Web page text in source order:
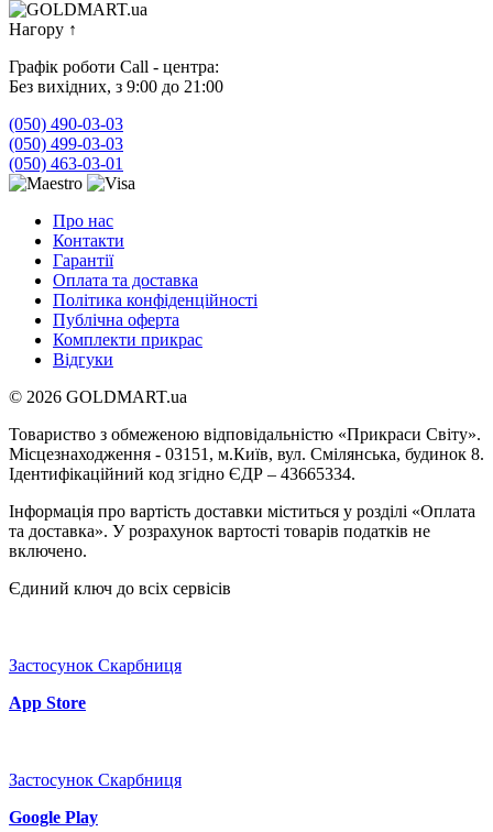
Нагору ↑
Графік роботи Call - центра:
Без вихідних, з 9:00 до 21:00
(050) 490-03-03
(050) 499-03-03
(050) 463-03-01
Про нас
Контакти
Гарантії
Оплата та доставка
Політика конфіденційності
Публічна оферта
Комплекти прикрас
Відгуки
© 2026 GOLDMART.ua
Товариство з обмеженою відповідальністю «Прикраси Світу».
Місцезнаходження - 03151, м.Київ, вул. Смілянська, будинок 8.
Ідентифікаційний код згідно ЄДР – 43665334.
Інформація про вартість доставки міститься у розділі «Оплата
та доставка». У розрахунок вартості товарів податків не
включено.
Єдиний ключ до всіх сервісів
Застосунок Скарбниця
App Store
Застосунок Скарбниця
Google Play